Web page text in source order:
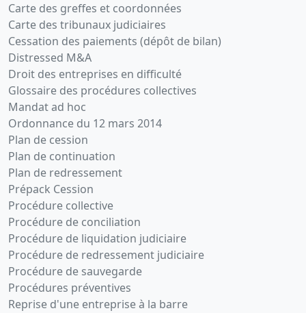
Carte des greffes et coordonnées
Carte des tribunaux judiciaires
Cessation des paiements (dépôt de bilan)
Distressed M&A
Droit des entreprises en difficulté
Glossaire des procédures collectives
Mandat ad hoc
Ordonnance du 12 mars 2014
Plan de cession
Plan de continuation
Plan de redressement
Prépack Cession
Procédure collective
Procédure de conciliation
Procédure de liquidation judiciaire
Procédure de redressement judiciaire
Procédure de sauvegarde
Procédures préventives
Reprise d'une entreprise à la barre